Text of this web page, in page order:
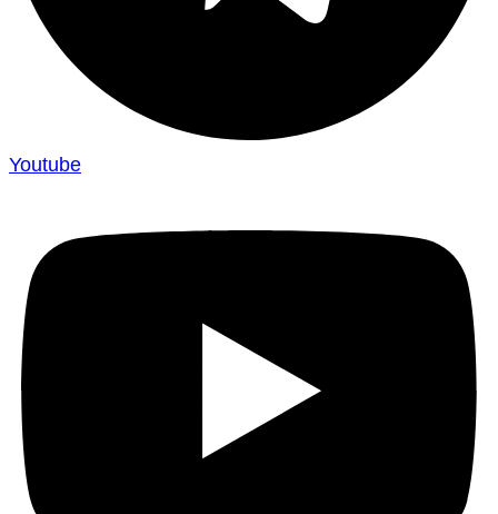
Youtube